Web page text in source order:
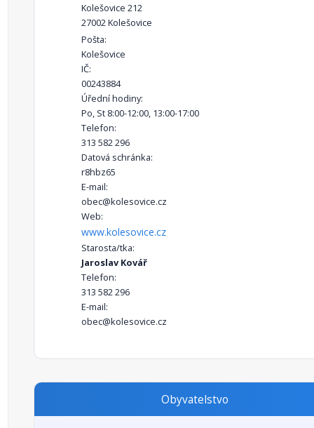
Kolešovice 212
27002 Kolešovice
Pošta:
Kolešovice
IČ:
00243884
Úřední hodiny:
Po, St 8:00-12:00, 13:00-17:00
Telefon:
313 582 296
Datová schránka:
r8hbz65
E-mail:
obec@kolesovice.cz
Web:
www.kolesovice.cz
Starosta/tka:
Jaroslav Kovář
Telefon:
313 582 296
E-mail:
obec@kolesovice.cz
Obyvatelstvo